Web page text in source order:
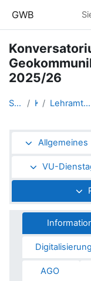
GWB
2025/26
Startseite Kurse Lehramtsausbildung GW im Clust...
Allgemeines
VU-
Digitalisierung
AGO